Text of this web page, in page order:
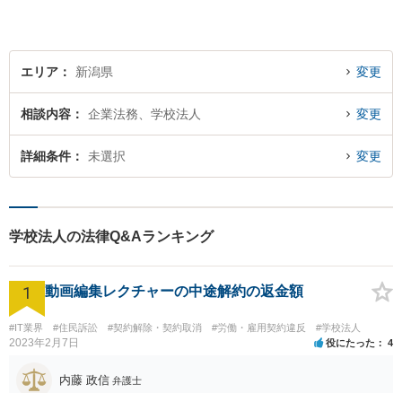
エリア 新潟県 変更
相談内容 企業法務、学校法人 変更
詳細条件 未選択 変更
学校法人の法律Q&Aランキング
1 動画編集レクチャーの中途解約の返金額
#IT業界 #住民訴訟 #契約解除・契約取消 #労働・雇用契約違反 #学校法人
2023年2月7日 役にたった 4
内藤 政信 弁護士